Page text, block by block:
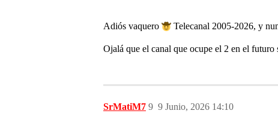
Adiós vaquero Telecanal 2005-2026, y
Ojalá que el canal que ocupe el 2 en el
SrMatiM7 9 Junio, 2026 14:10
9